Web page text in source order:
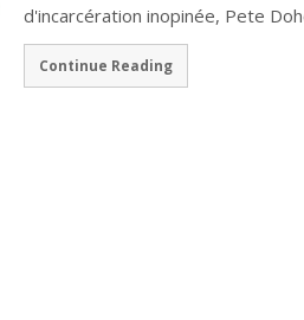
d'incarcération inopinée, Pete
Continue Reading